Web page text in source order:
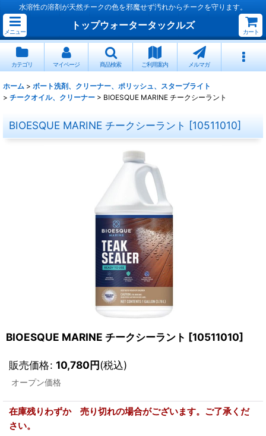
水溶性の溶剤が天然チークの色を邪魔せず汚れからチークを守ります。
メニュー
トップウォータータックルズ
カート
カテゴリ マイページ 商品検索 ご利用案内 メルマガ
ホーム > ボート洗剤、クリーナー、ポリッシュ、スターブライト
> チークオイル、クリーナー > BIOESQUE MARINE チークシーラント
BIOESQUE MARINE チークシーラント [10511010]
BIOESQUE MARINE チークシーラント [10511010]
販売価格: 10,780円(税込)
オープン価格
在庫残りわずか 売り切れの場合がございます。ご了承くだ
さい。